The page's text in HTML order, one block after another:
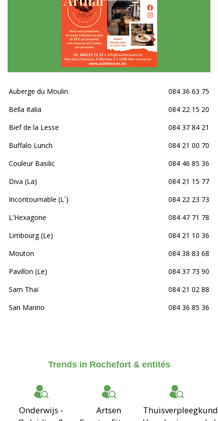
Auberge du Moulin
084 36 63 75
Bella Italia
084 22 15 20
Bief de la Lesse
084 37 84 21
Buffalo Lunch
084 21 00 70
Couleur Basilic
084 46 85 36
Diva (La)
084 21 15 77
Incontournable (L´)
084 22 23 73
L'Hexagone
084 47 71 78
Limbourg (Le)
084 21 10 36
Mouton
084 38 83 68
Pavillon (Le)
084 37 73 90
Sam Thaï
084 21 02 88
San Marino
084 36 85 36
Trends in Rochefort & entités
Onderwijs -
Artsen